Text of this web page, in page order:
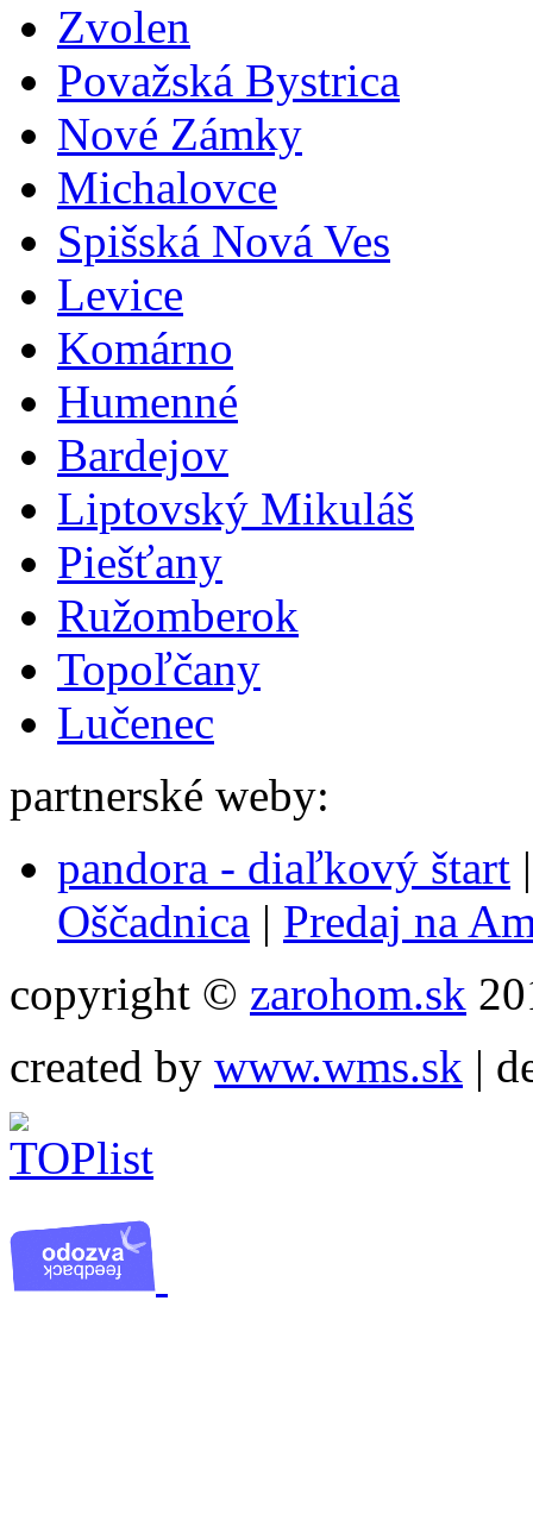
Zvolen
Považská Bystrica
Nové Zámky
Michalovce
Spišská Nová Ves
Levice
Komárno
Humenné
Bardejov
Liptovský Mikuláš
Piešťany
Ružomberok
Topoľčany
Lučenec
partnerské weby:
pandora - diaľkový štart
Oščadnica | Predaj na
copyright © zarohom.sk
created by www.wms.sk |